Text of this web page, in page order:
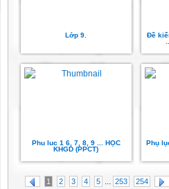
Lớp 9.
Đề
Phu luc 1 6, 7, 8, 9 ... HỌC
KHGD (PPCT)
Phụ
1 2 3 4 5 ... 253 254